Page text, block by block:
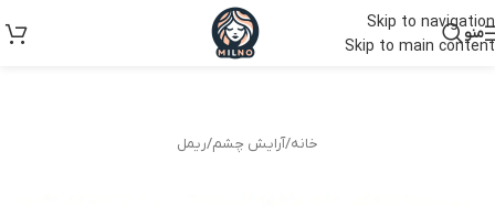
Skip to navigation
Skip to main content
منو
خانه/آرایش چشم/ریمل